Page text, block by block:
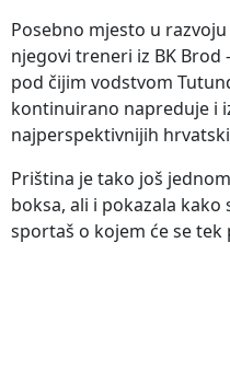
Posebno mjesto u
njegovi treneri iz BK Brod
pod čijim vodstvom
kontinuirano napreduje i
najperspektivnijih
Priština je tako još
boksa, ali i pokazala
sportaš o kojem će se tek